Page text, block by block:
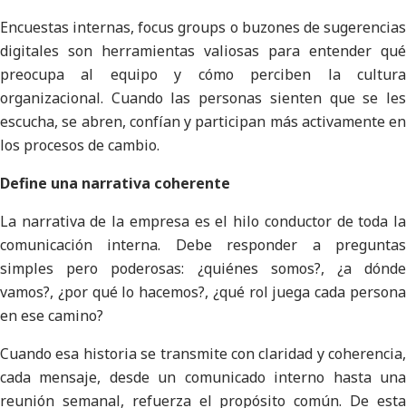
Encuestas internas, focus groups o buzones de sugerencias
digitales son herramientas valiosas para entender qué
preocupa al equipo y cómo perciben la cultura
organizacional. Cuando las personas sienten que se les
escucha, se abren, confían y participan más activamente en
los procesos de cambio.
Define una narrativa coherente
La narrativa de la empresa es el hilo conductor de toda la
comunicación interna. Debe responder a preguntas
simples pero poderosas: ¿quiénes somos?, ¿a dónde
vamos?, ¿por qué lo hacemos?, ¿qué rol juega cada persona
en ese camino?
Cuando esa historia se transmite con claridad y coherencia,
cada mensaje, desde un comunicado interno hasta una
reunión semanal, refuerza el propósito común. De esta